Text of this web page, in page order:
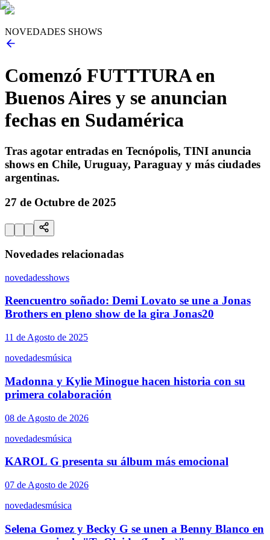
NOVEDADES SHOWS
Comenzó FUTTTURA en
Buenos Aires y se anuncian
fechas en Sudamérica
Tras agotar entradas en Tecnópolis, TINI anuncia
shows en Chile, Uruguay, Paraguay y más ciudades
argentinas.
27 de Octubre de 2025
Novedades relacionadas
novedadesshows
Reencuentro soñado: Demi Lovato se une a Jonas
Brothers en pleno show de la gira Jonas20
11 de Agosto de 2025
novedadesmúsica
Madonna y Kylie Minogue hacen historia con su
primera colaboración
08 de Agosto de 2026
novedadesmúsica
KAROL G presenta su álbum más emocional
07 de Agosto de 2026
novedadesmúsica
Selena Gomez y Becky G se unen a Benny Blanco en